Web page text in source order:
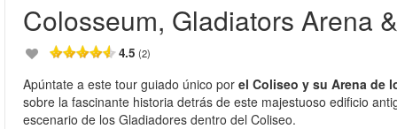
Colosseum, Gladiators Arena
4.5 (2)
Apúntate a este tour guiado único por el Coliseo y su Arena de
sobre la fascinante historia detrás de este majestuoso edificio
escenario de los Gladiadores dentro del Coliseo.